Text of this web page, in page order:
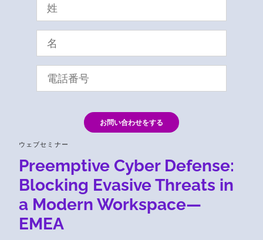
ウェブセミナー
Preemptive Cyber Defense:
Blocking Evasive Threats in
a Modern Workspace—
EMEA
お問い合わせをする